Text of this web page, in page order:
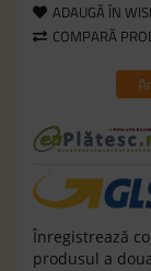
ADAUGĂ ÎN
COMPARĂ
Înregistrează
produsul a